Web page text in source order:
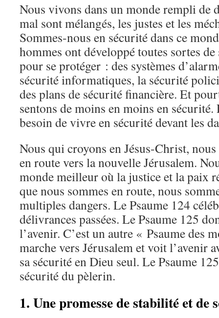
Nous vivons dans un monde rempli de
mal sont mélangés, les justes et les
Sommes-nous en sécurité dans ce
hommes ont développé toutes sortes
pour se protéger : des systèmes
sécurité informatiques, la sécurité
des plans de sécurité financière. Et
sentons de moins en moins en
besoin de vivre en sécurité devant les
Nous qui croyons en Jésus-Christ,
en route vers la nouvelle Jérusalem.
monde meilleur où la justice et la paix
que nous sommes en route, nous
multiples dangers. Le Psaume 124
délivrances passées. Le Psaume 125
l’avenir. C’est un autre « Psaume des
marche vers Jérusalem et voit l’avenir
sa sécurité en Dieu seul. Le Psaume
sécurité du pèlerin.
1. Une promesse de stabilité et de